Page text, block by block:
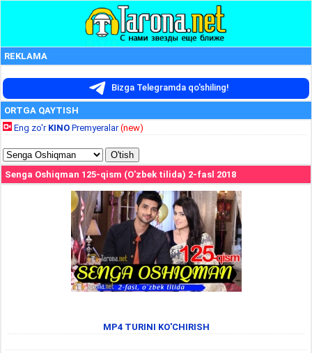
REKLAMA
Bizga Telegramda qo'shiling!
ORTGA QAYTISH
Eng zo'r KINO Premyeralar(new)
Senga Oshiqman 125-qism (O'zbek tilida) 2-fasl 2018
MP4 TURINI KO'CHIRISH